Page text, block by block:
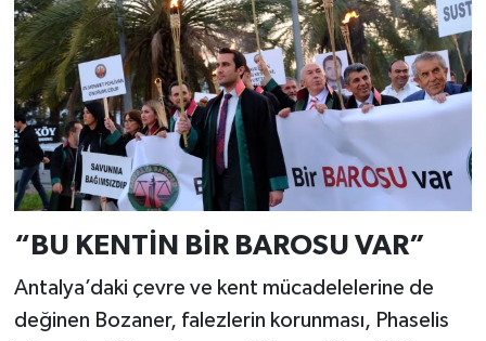
“BU KENTİN BİR BAROSU VAR”
Antalya’daki çevre ve kent mücadelelerine de
değinen Bozaner, falezlerin korunması, Phaselis